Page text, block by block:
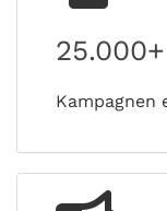
25.000+
Kampagnen